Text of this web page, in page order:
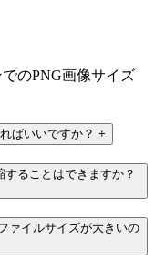
のPNG画像サイズ
ばいいですか？ +
ることはできますか？
ァイルサイズが大きいの